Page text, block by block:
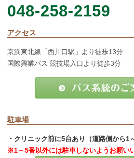
048-258-2159
アクセス
京浜東北線「西川口駅」より徒歩13分
国際興業バス 競技場入口より徒歩3分
駐車場
・クリニック前に5台あり（道路側から1
※1～5番以外には駐車しないようお願い